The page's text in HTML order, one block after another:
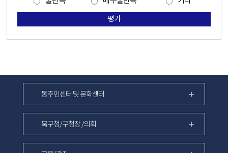
평가
동주민센터 및 문화센터
북구청/구청장 /의회